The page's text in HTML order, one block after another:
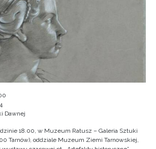
Dawnej
18.00, w Muzeum Ratusz – Galeria Sztuki
Tarnów), oddziale Muzeum Ziemi Tarnowskiej,